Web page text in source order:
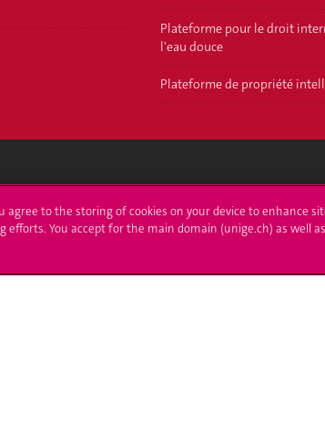
Plateforme pour le droit
l'eau douce
Plateforme de propriété
Immatriculations
Démarches administratives
agree to the storing of cookies on your device to enhance
efforts. You accept for the main domain (unige.ch) as well